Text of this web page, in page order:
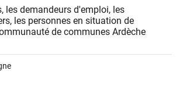
les demandeurs d'emploi, les
les personnes en situation de
de communes Ardèche